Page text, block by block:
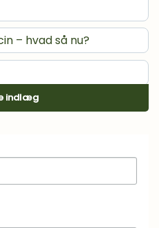
– hvad så nu?
medicin
indlæg